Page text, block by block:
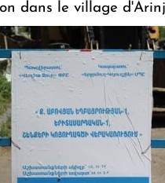
dans le village d'Arinj